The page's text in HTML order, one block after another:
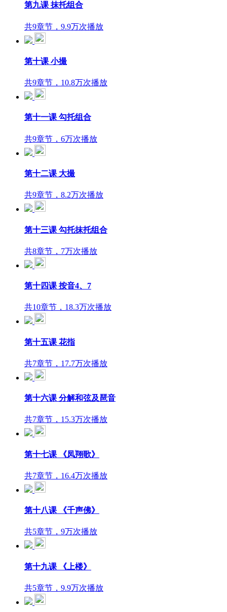
第九课 抹托组合
共9章节，9.9万次播放
第十课 小撮
共9章节，10.8万次播放
第十一课 勾托组合
共9章节，6万次播放
第十二课 大撮
共9章节，8.2万次播放
第十三课 勾托抹托组合
共8章节，7万次播放
第十四课 按音4、7
共10章节，18.3万次播放
第十五课 花指
共7章节，17.7万次播放
第十六课 分解和弦及琶音
共7章节，15.3万次播放
第十七课 《凤翔歌》
共7章节，16.4万次播放
第十八课 《千声佛》
共5章节，9万次播放
第十九课 《上楼》
共5章节，9.9万次播放